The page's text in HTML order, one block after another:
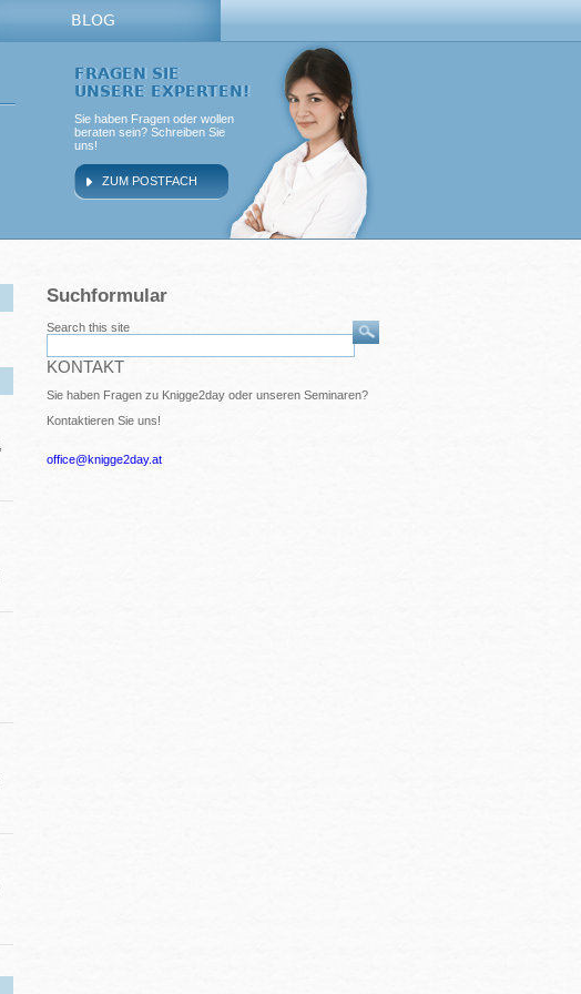
BLOG
FRAGEN SIE
UNSERE EXPERTEN!
Sie haben Fragen oder wollen
beraten sein? Schreiben Sie
uns!
ZUM POSTFACH
Suchformular
Search this site
KONTAKT
Sie haben Fragen zu Knigge2day oder unseren Seminaren?
Kontaktieren Sie uns!
office@knigge2day.at